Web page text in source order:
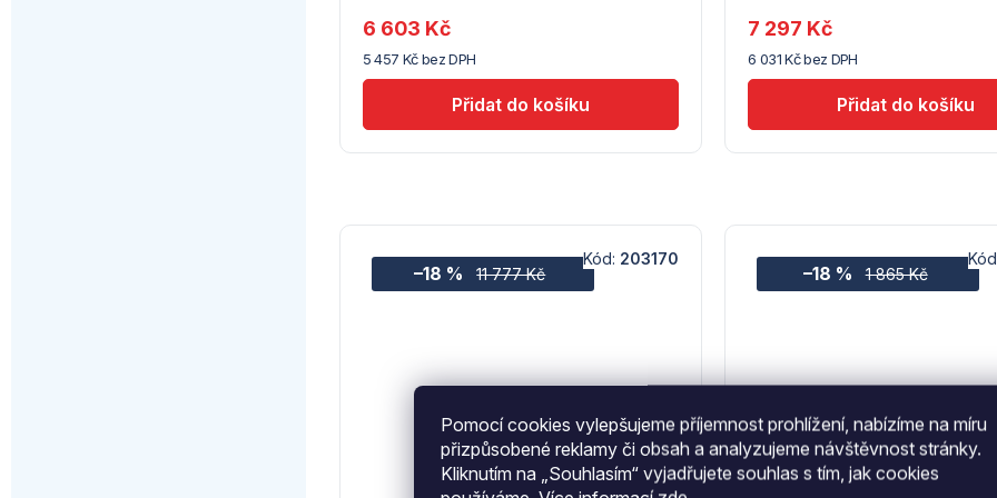
Pomocí cookies vylepšujeme příjemnost prohlížení, nabízíme na míru
přizpůsobené reklamy či obsah a analyzujeme návštěvnost stránky.
Kliknutím na „Souhlasím“ vyjadřujete souhlas s tím, jak cookies
Troubsko
5 457 Kč bez DPH
6 603 Kč
dodavatele
(7) -
Hendi
6 031 Kč bez DPH
7 297 Kč
11 777 Kč
–18 %
Kód: 203170
1 865 Kč
–18 %